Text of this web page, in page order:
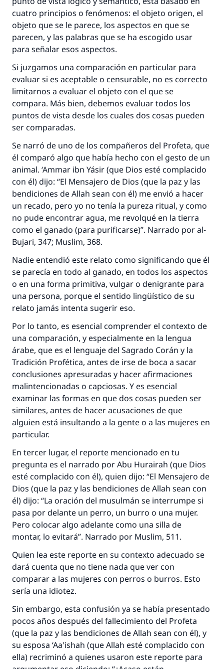
cuatro principios o fenómenos: el objeto origen, el
objeto que se le parece, los aspectos en que se
parecen, y las palabras que se ha escogido usar
para señalar esos aspectos.
Si juzgamos una comparación en particular para
evaluar si es aceptable o censurable, no es correcto
limitarnos a evaluar el objeto con el que se
compara. Más bien, debemos evaluar todos los
puntos de vista desde los cuales dos cosas pueden
ser comparadas.
Se narró de uno de los compañeros del Profeta, que
él comparó algo que había hecho con el gesto de un
animal. ‘Ammar ibn Yásir (que Dios esté complacido
con él) dijo: “El Mensajero de Dios (que la paz y las
bendiciones de Allah sean con él) me envió a hacer
un recado, pero yo no tenía la pureza ritual, y como
no pude encontrar agua, me revolqué en la tierra
como el ganado (para purificarse)”. Narrado por al-
Bujari, 347; Muslim, 368.
Nadie entendió este relato como significando que él
se parecía en todo al ganado, en todos los aspectos
o en una forma primitiva, vulgar o denigrante para
una persona, porque el sentido lingüístico de su
relato jamás intenta sugerir eso.
Por lo tanto, es esencial comprender el contexto de
una comparación, y especialmente en la lengua
árabe, que es el lenguaje del Sagrado Corán y la
Tradición Profética, antes de irse de boca a sacar
conclusiones apresuradas y hacer afirmaciones
malintencionadas o capciosas. Y es esencial
examinar las formas en que dos cosas pueden ser
similares, antes de hacer acusaciones de que
alguien está insultando a la gente o a las mujeres en
particular.
En tercer lugar, el reporte mencionado en tu
pregunta es el narrado por Abu Hurairah (que Dios
esté complacido con él), quien dijo: “El Mensajero de
Dios (que la paz y las bendiciones de Allah sean con
él) dijo: “La oración del musulmán se interrumpe si
pasa por delante un perro, un burro o una mujer.
Pero colocar algo adelante como una silla de
montar, lo evitará”. Narrado por Muslim, 511.
Quien lea este reporte en su contexto adecuado se
dará cuenta que no tiene nada que ver con
comparar a las mujeres con perros o burros. Esto
sería una idiotez.
Sin embargo, esta confusión ya se había presentado
pocos años después del fallecimiento del Profeta
(que la paz y las bendiciones de Allah sean con él), y
su esposa ‘Aa'ishah (que Allah esté complacido con
ella) recriminó a quienes usaron este reporte para